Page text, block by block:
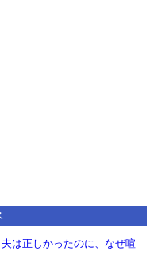
は正しかったのに、なぜ喧